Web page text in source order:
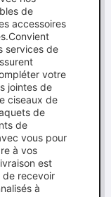
de
accessoires
services de
votre
jointes de
ciseaux de
de
de
vous pour
à vos
est
de recevoir
à